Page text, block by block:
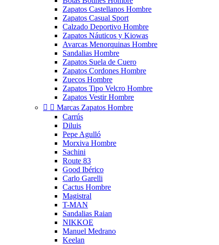
Zapatos Castellanos Hombre
Zapatos Casual Sport
Calzado Deportivo Hombre
Zapatos Náuticos y Kiowas
Avarcas Menorquinas Hombre
Sandalias Hombre
Zapatos Suela de Cuero
Zapatos Cordones Hombre
Zuecos Hombre
Zapatos Tipo Velcro Hombre
Zapatos Vestir Hombre
  Marcas Zapatos Hombre
Carrús
Diluis
Pepe Agulló
Morxiva Hombre
Sachini
Route 83
Good Ibérico
Carlo Garelli
Cactus Hombre
Magistral
T-MAN
Sandalias Raian
NIKKOE
Manuel Medrano
Keelan